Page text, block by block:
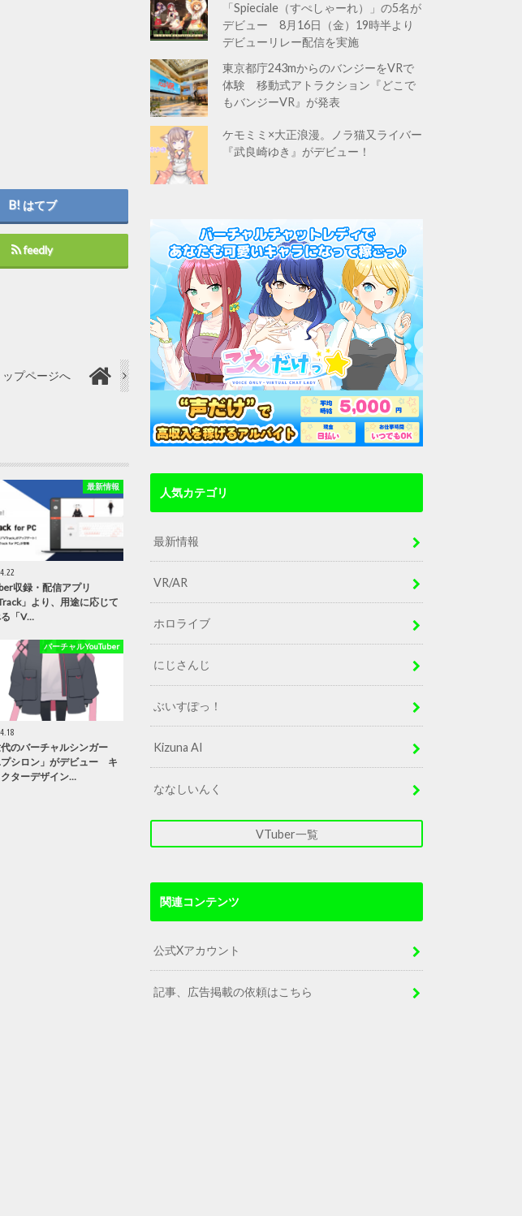
はてブ
feedly
ップページへ
最新情報
収録・配信アプリ
」より、用途に応じて
「V…
バーチャルYouTuber
のバーチャルシンガー
プシロン」がデビュー キ
クターデザイン…
「Spieciale（すぺしゃーれ）」の5名が
デビュー 8月16日（金）19時半より
デビューリレー配信を実施
東京都庁243mからのバンジーをVRで
体験 移動式アトラクション『どこで
もバンジーVR』が発表
ケモミミ×大正浪漫。ノラ猫又ライバー
『武良崎ゆき』がデビュー！
人気カテゴリ
最新情報
VR/AR
ホロライブ
にじさんじ
ぶいすぽっ！
Kizuna AI
ななしいんく
VTuber一覧
関連コンテンツ
公式Xアカウント
記事、広告掲載の依頼はこちら